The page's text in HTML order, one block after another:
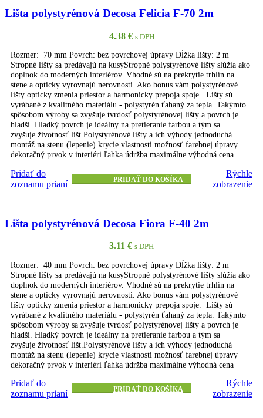
Lišta polystyrénová Decosa Felicia F-70 2m
4.38 € s DPH
Rozmer: 70 mm Povrch: bez povrchovej úpravy Dĺžka lišty: 2 m
Stropné lišty sa predávajú na kusyStropné polystyrénové lišty slúžia ako
doplnok do moderných interiérov. Vhodné sú na prekrytie trhlín na
stene a opticky vyrovnajú nerovnosti. Ako bonus vám polystyrénové
lišty opticky zmenia priestor a harmonicky prepoja spoje. Lišty sú
vyrábané z kvalitného materiálu - polystyrén ťahaný za tepla. Takýmto
spôsobom výroby sa zvyšuje tvrdosť polystyrénovej lišty a povrch je
hladší. Hladký povrch je ideálny na pretieranie farbou a tým sa
zvyšuje životnosť líšt.Polystyrénové lišty a ich výhody jednoduchá
montáž na stenu (lepenie) krycie vlastnosti možnosť farebnej úpravy
dekoračný prvok v interiéri ľahka údržba maximálne výhodná cena
Pridať do
zoznamu prianí
PRIDAŤ DO KOŠÍKA
Rýchle
zobrazenie
Lišta polystyrénová Decosa Fiora F-40 2m
3.11 € s DPH
Rozmer: 40 mm Povrch: bez povrchovej úpravy Dĺžka lišty: 2 m
Stropné lišty sa predávajú na kusyStropné polystyrénové lišty slúžia ako
doplnok do moderných interiérov. Vhodné sú na prekrytie trhlín na
stene a opticky vyrovnajú nerovnosti. Ako bonus vám polystyrénové
lišty opticky zmenia priestor a harmonicky prepoja spoje. Lišty sú
vyrábané z kvalitného materiálu - polystyrén ťahaný za tepla. Takýmto
spôsobom výroby sa zvyšuje tvrdosť polystyrénovej lišty a povrch je
hladší. Hladký povrch je ideálny na pretieranie farbou a tým sa
zvyšuje životnosť líšt.Polystyrénové lišty a ich výhody jednoduchá
montáž na stenu (lepenie) krycie vlastnosti možnosť farebnej úpravy
dekoračný prvok v interiéri ľahka údržba maximálne výhodná cena
Pridať do
zoznamu prianí
PRIDAŤ DO KOŠÍKA
Rýchle
zobrazenie